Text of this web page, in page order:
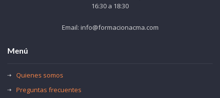
16:30 a 18:30
Email: info@formacionacma.com
Menú
Quienes somos
Preguntas frecuentes